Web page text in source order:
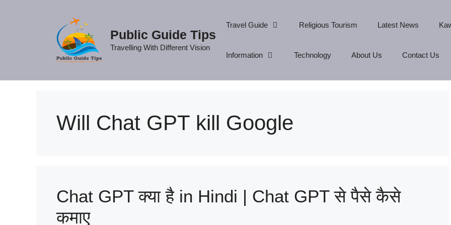
Public Guide Tips
Travelling With Different Vision
Travel Guide Religious Tourism Latest News
Information Technology About Us Contact Us
Will Chat GPT kill Google
Chat GPT क्या है in Hindi | Chat GPT से पैसे कैसे
कमाए